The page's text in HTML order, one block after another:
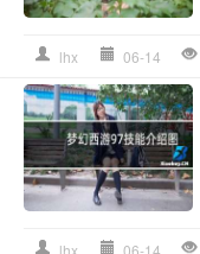
lhx 06-14
lhx 06-14